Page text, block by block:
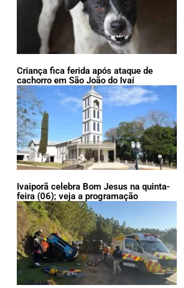
Criança fica ferida após ataque de
cachorro em São João do Ivaí
Ivaiporã celebra Bom Jesus na quinta-
feira (06); veja a programação